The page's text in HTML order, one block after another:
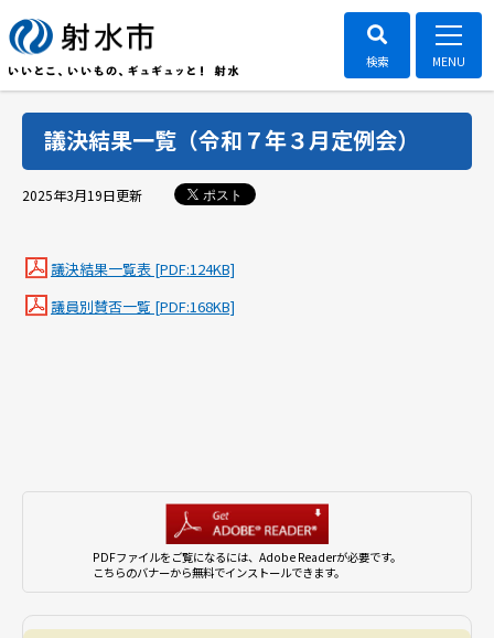
議決結果一覧（令和７年３月定例会）
2025年3月19日更新 ポスト
議決結果一覧表 [PDF:124KB]
議員別賛否一覧 [PDF:168KB]
PDFファイルをご覧になるには、Adobe Readerが必要です。
こちらのバナーから無料でインストールできます。